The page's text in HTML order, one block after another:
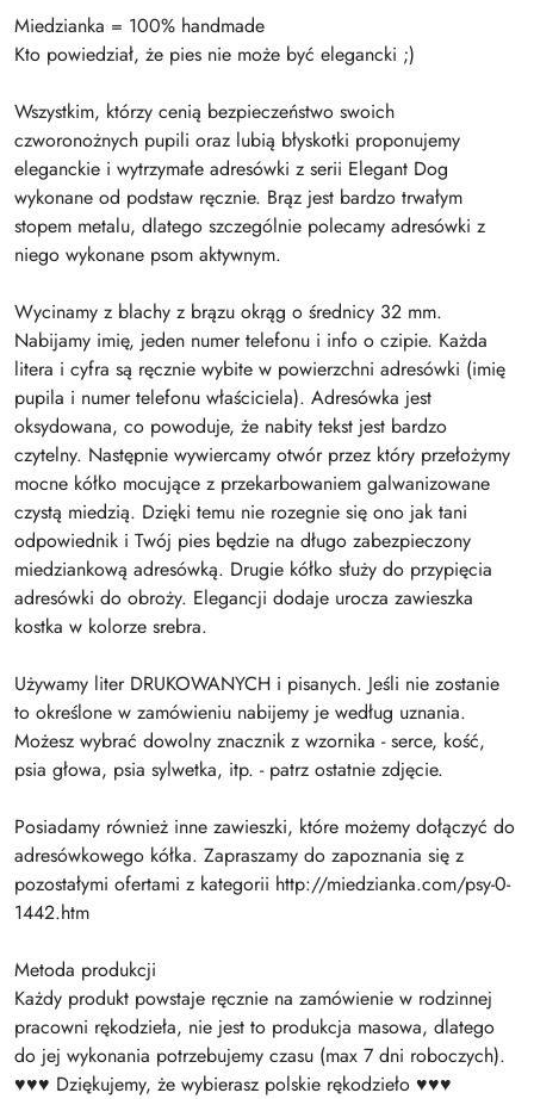
Miedzianka = 100% handmade
Kto powiedział, że pies nie może być elegancki ;)
Wszystkim, którzy cenią bezpieczeństwo swoich
czworonożnych pupili oraz lubią błyskotki proponujemy
eleganckie i wytrzymałe adresówki z serii Elegant Dog
wykonane od podstaw ręcznie. Brąz jest bardzo trwałym
stopem metalu, dlatego szczególnie polecamy adresówki z
niego wykonane psom aktywnym.
Wycinamy z blachy z brązu okrąg o średnicy 32 mm.
Nabijamy imię, jeden numer telefonu i info o czipie. Każda
litera i cyfra są ręcznie wybite w powierzchni adresówki (imię
pupila i numer telefonu właściciela). Adresówka jest
oksydowana, co powoduje, że nabity tekst jest bardzo
czytelny. Następnie wywiercamy otwór przez który przełożymy
mocne kółko mocujące z przekarbowaniem galwanizowane
czystą miedzią. Dzięki temu nie rozegnie się ono jak tani
odpowiednik i Twój pies będzie na długo zabezpieczony
miedziankową adresówką. Drugie kółko służy do przypięcia
adresówki do obroży. Elegancji dodaje urocza zawieszka
kostka w kolorze srebra.
Używamy liter DRUKOWANYCH i pisanych. Jeśli nie zostanie
to określone w zamówieniu nabijemy je według uznania.
Możesz wybrać dowolny znacznik z wzornika - serce, kość,
psia głowa, psia sylwetka, itp. - patrz ostatnie zdjęcie.
Posiadamy również inne zawieszki, które możemy dołączyć do
adresówkowego kółka. Zapraszamy do zapoznania się z
pozostałymi ofertami z kategorii http://miedzianka.com/psy-0-
1442.htm
Metoda produkcji
Każdy produkt powstaje ręcznie na zamówienie w rodzinnej
pracowni rękodzieła, nie jest to produkcja masowa, dlatego
do jej wykonania potrzebujemy czasu (max 7 dni roboczych).
♥♥♥ Dziękujemy, że wybierasz polskie rękodzieło ♥♥♥